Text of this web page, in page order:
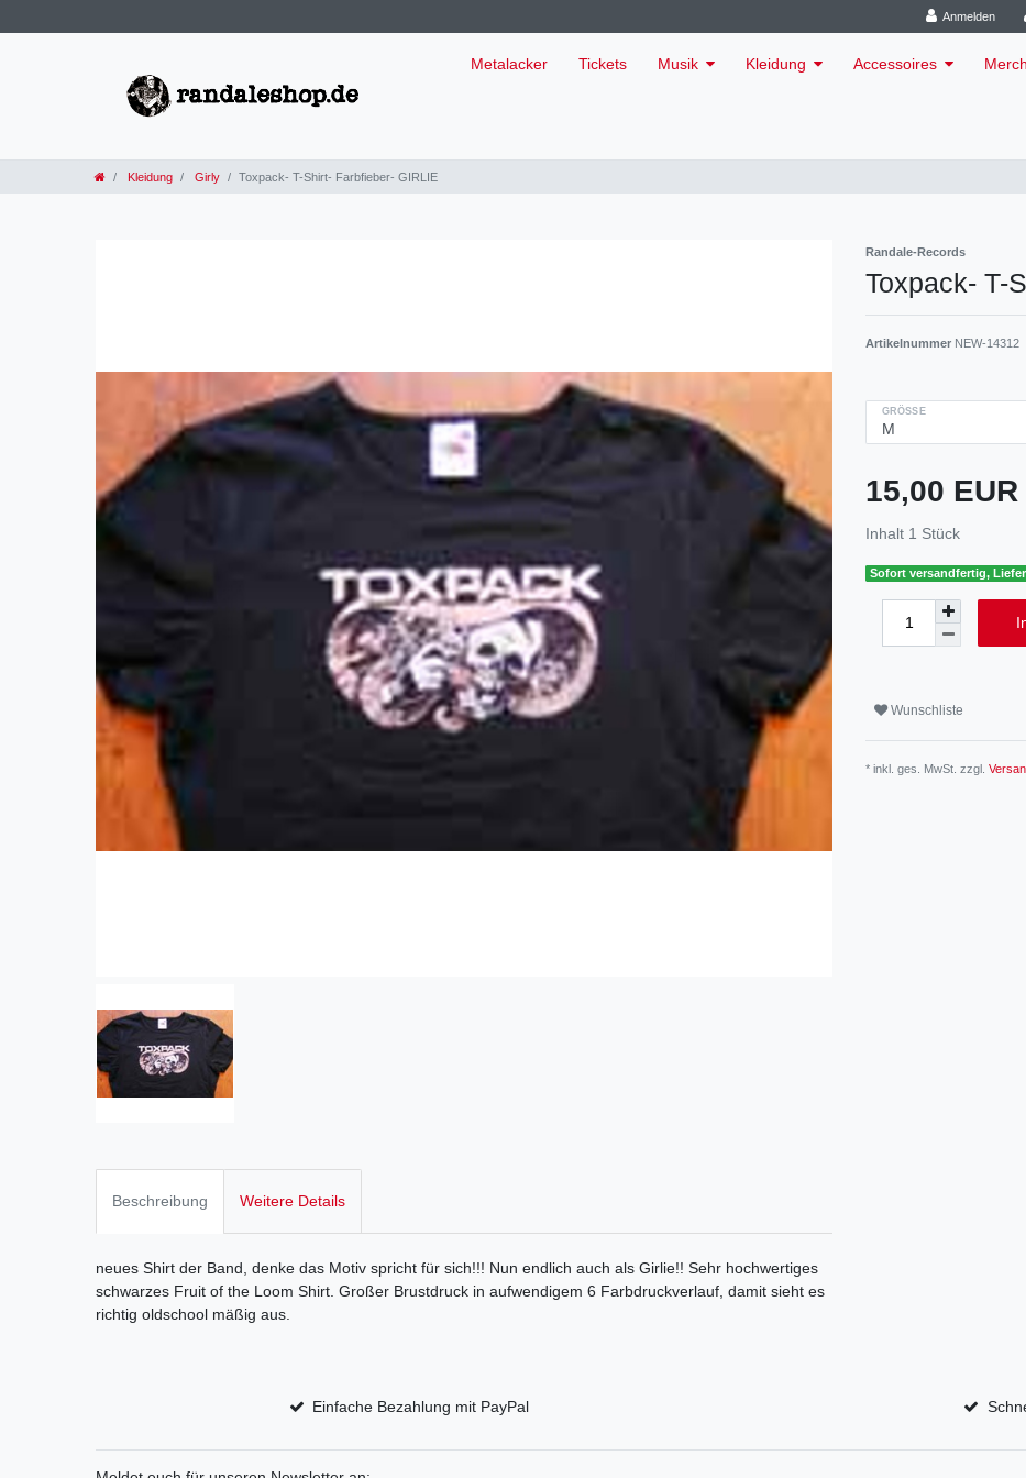
Anmelden
Metalacker Tickets Musik Kleidung Accessoires
Kleidung Girly Toxpack- T-Shirt- Farbfieber- GIRLIE
Randale-Records
Toxpack- T-
Artikelnummer NEW-14312
GRÖSSE
15,00 EUR
Inhalt 1 Stück
Sofort versandfertig,
Wunschliste
* inkl. ges. MwSt. zzgl.
Beschreibung Weitere Details
neues Shirt der Band, denke das Motiv spricht für sich!!! Nun endlich auch als Girlie!! Sehr hochwertiges
schwarzes Fruit of the Loom Shirt. Großer Brustdruck in aufwendigem 6 Farbdruckverlauf, damit sieht es
richtig oldschool mäßig aus.
Einfache Bezahlung mit PayPal